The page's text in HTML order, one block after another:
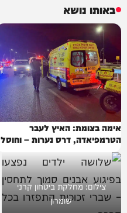
באותו נושא
אימה בצומת: האיץ לעבר
הטרמפיאדה, דרס נערות – וחוסל
צילום: מחלקת ביטחון קרני
שומרון